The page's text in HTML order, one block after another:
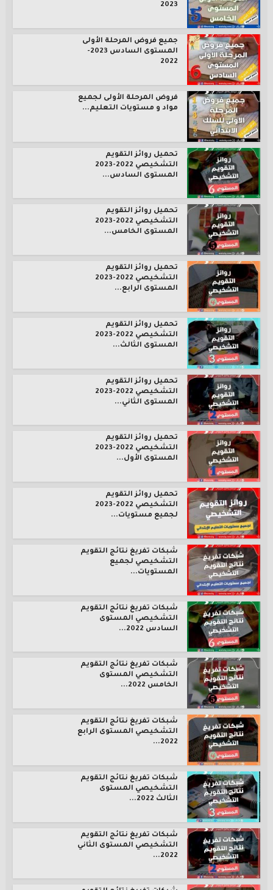
2023
جميع فروض المرحلة الأولى
المستوى السادس 2023-
2022
فروض المرحلة الأولى لجميع
مواد و مستويات التعليم...
تحميل روائز التقويم
التشخيصي 2022-2023
المستوى السادس...
تحميل روائز التقويم
التشخيصي 2022-2023
المستوى الخامس...
تحميل روائز التقويم
التشخيصي 2022-2023
المستوى الرابع...
تحميل روائز التقويم
التشخيصي 2022-2023
المستوى الثالث...
تحميل روائز التقويم
التشخيصي 2022-2023
المستوى الثاني...
تحميل روائز التقويم
التشخيصي 2022-2023
المستوى الأول...
تحميل روائز التقويم
التشخيصي 2022-2023
لجميع مستويات...
شبكات تفريغ نتائج التقويم
التشخيصي لجميع
المستويات...
شبكات تفريغ نتائج التقويم
التشخيصي المستوى
السادس 2022...
شبكات تفريغ نتائج التقويم
التشخيصي المستوى
الخامس 2022...
شبكات تفريغ نتائج التقويم
التشخيصي المستوى الرابع
2022...
شبكات تفريغ نتائج التقويم
التشخيصي المستوى
الثالث 2022...
شبكات تفريغ نتائج التقويم
التشخيصي المستوى الثاني
2022...